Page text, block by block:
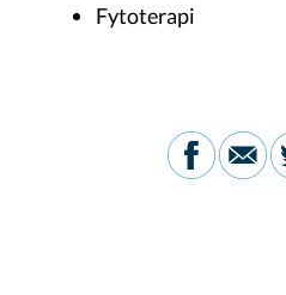
Fytoterapi